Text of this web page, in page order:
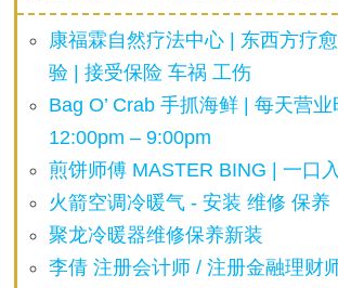
康福霖自然疗法中心 | 东西方疗
验 | 接受保险 车祸 工伤
Bag O’ Crab 手抓海鲜 | 每天营业
12:00pm – 9:00pm
煎饼师傅 MASTER BING | 一口
火箭空调冷暖气 - 安装 维修 保养
聚龙冷暖器维修保养新装
李倩 注册会计师 / 注册金融理财